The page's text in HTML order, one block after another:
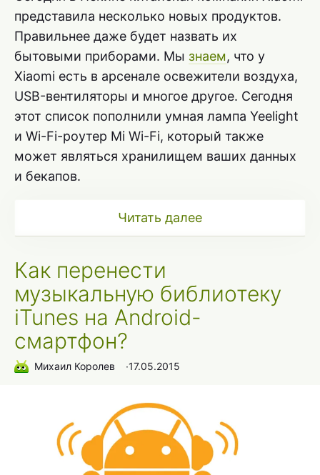
представила несколько новых продуктов.
Правильнее даже будет назвать их
бытовыми приборами. Мы знаем, что у
Xiaomi есть в арсенале освежители воздуха,
USB-вентиляторы и многое другое. Сегодня
этот список пополнили умная лампа Yeelight
и Wi-Fi-роутер Mi Wi-Fi, который также
может являться хранилищем ваших данных
и бекапов.
Читать далее
Как перенести
музыкальную библиотеку
iTunes на Android-
смартфон?
Михаил Королев ∙17.05.2015